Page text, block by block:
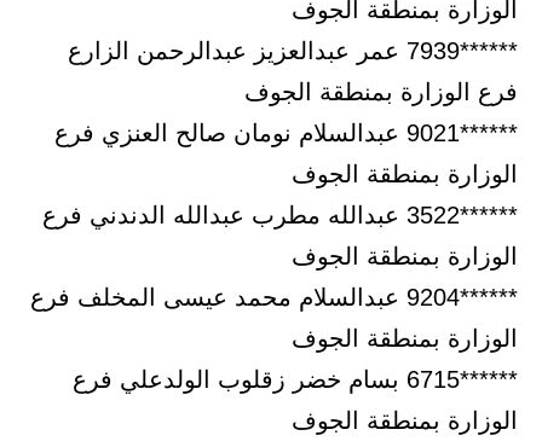
الوزارة بمنطقة الجوف
******7939 عمر عبدالعزيز عبدالرحمن الزارع
فرع الوزارة بمنطقة الجوف
******9021 عبدالسلام نومان صالح العنزي فرع
الوزارة بمنطقة الجوف
******3522 عبدالله مطرب عبدالله الدندني فرع
الوزارة بمنطقة الجوف
******9204 عبدالسلام محمد عيسى المخلف فرع
الوزارة بمنطقة الجوف
******6715 بسام خضر زقلوب الولدعلي فرع
الوزارة بمنطقة الجوف